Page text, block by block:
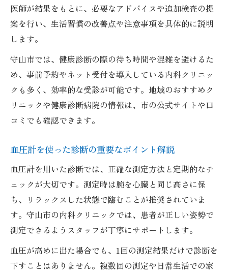
医師が結果をもとに、必要なアドバイスや追加検査の提
案を行い、生活習慣の改善点や注意事項を具体的に説明
します。
守山市では、健康診断の際の待ち時間や混雑を避けるた
め、事前予約やネット受付を導入している内科クリニッ
クも多く、効率的な受診が可能です。地域のおすすめク
リニックや健康診断病院の情報は、市の公式サイトや口
コミでも確認できます。
血圧計を使った診断の重要なポイント解説
血圧計を用いた診断では、正確な測定方法と定期的なチ
ェックが大切です。測定時は腕を心臓と同じ高さに保
ち、リラックスした状態で臨むことが推奨されていま
す。守山市の内科クリニックでは、患者が正しい姿勢で
測定できるようスタッフが丁寧にサポートします。
血圧が高めに出た場合でも、1回の測定結果だけで診断を
下すことはありません。複数回の測定や日常生活での家